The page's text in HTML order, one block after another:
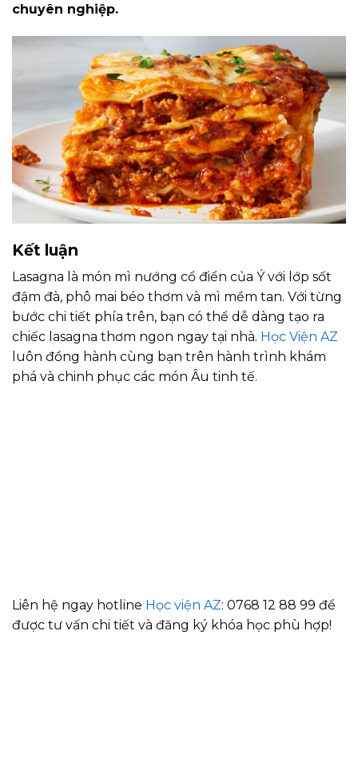
chuyên nghiệp.
Kết luận
Lasagna là món mì nướng cổ điển của Ý với lớp sốt
đậm đà, phô mai béo thơm và mì mềm tan. Với từng
bước chi tiết phía trên, bạn có thể dễ dàng tạo ra
chiếc lasagna thơm ngon ngay tại nhà. Học Viện AZ
luôn đồng hành cùng bạn trên hành trình khám
phá và chinh phục các món Âu tinh tế.
Liên hệ ngay hotline Học viện AZ: 0768 12 88 99 để
được tư vấn chi tiết và đăng ký khóa học phù hợp!